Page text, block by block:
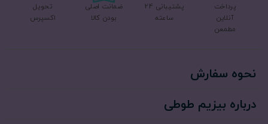
پرداخت
آنلاین
مطمعن
پشتیبانی 24
ساعته
ضمانت اصلی
بودن کالا
تحویل
اکسپرس
نحوه سفارش
درباره بیزیم طوطی